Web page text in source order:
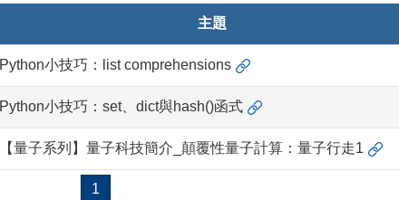
主題
Python小技巧：list comprehensions
Python小技巧：set、dict與hash()函式
【量子系列】量子科技簡介_顛覆性量子計算：量子行走1
1